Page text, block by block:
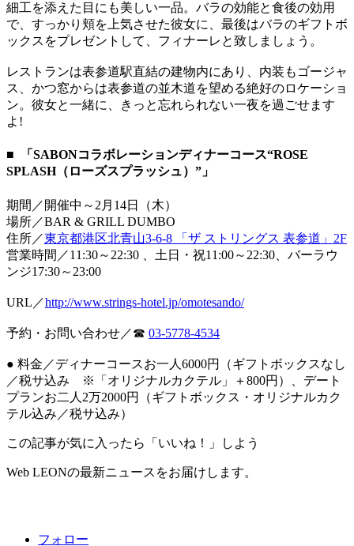
細工を添えた目にも美しい一品。バラの効能と食後の効用
で、すっかり頬を上気させた彼女に、最後はバラのギフトボ
ックスをプレゼントして、フィナーレと致しましょう。
レストランは表参道駅直結の建物内にあり、内装もゴージャ
ス、かつ窓からは表参道の並木道を望める絶好のロケーショ
ン。彼女と一緒に、きっと忘れられない一夜を過ごせます
よ!
■ 「SABONコラボレーションディナーコース“ROSE
SPLASH（ローズスプラッシュ）”」
期間／開催中～2月14日（木）
場所／BAR & GRILL DUMBO
住所／東京都港区北青山3-6-8 「ザ ストリングス 表参道」2F
営業時間／11:30～22:30 、土日・祝11:00～22:30、バーラウ
ンジ17:30～23:00
URL／http://www.strings-hotel.jp/omotesando/
予約・お問い合わせ／☎ 03-5778-4534
● 料金／ディナーコースお一人6000円（ギフトボックスなし
／税サ込み ※「オリジナルカクテル」＋800円）、デート
プランお二人2万2000円（ギフトボックス・オリジナルカク
テル込み／税サ込み）
この記事が気に入ったら「いいね！」しよう
Web LEONの最新ニュースをお届けします。
フォロー